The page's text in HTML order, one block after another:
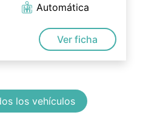
Automática
Ver ficha
los vehículos